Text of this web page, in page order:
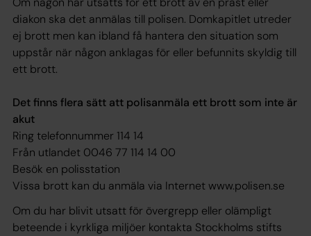
diakon ska det anmälas till polisen. Domkapitlet utreder
ej brott men kan ibland få hantera den situation som
uppstår när någon anklagas för eller befunnits skyldig till
ett brott.
Det finns flera sätt att polisanmäla ett brott som inte är
akut
Ring telefonnummer 114 14
Från utlandet 0046 77 114 14 00
Besök en polisstation
Vissa brott kan du anmäla via Internet www.polisen.se
Om du har blivit utsatt för övergrepp eller olämpligt
beteende i kyrkliga miljöer kontakta Stockholms stifts